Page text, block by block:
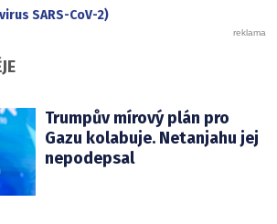
SARS-CoV-2)
Trumpův mírový plán pro
Gazu kolabuje. Netanjahu jej
nepodepsal